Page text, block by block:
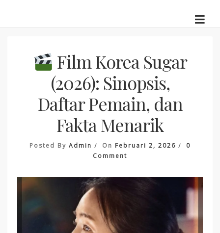
Film Korea Sugar
(2026): Sinopsis,
Daftar Pemain, dan
Fakta Menarik
Posted By Admin On Februari 2, 2026
0
Comment
Film